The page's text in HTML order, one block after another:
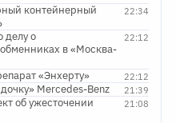
22:34
контейнерный
22:12
делу о
в «Москва-
22:12
«Энхерту»
21:39
Mercedes-Benz
21:08
об ужесточении